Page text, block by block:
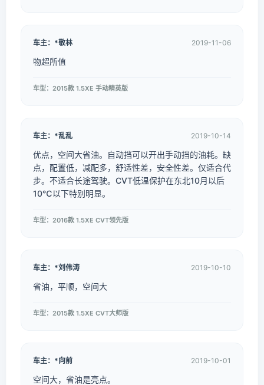
车主：*敬林 2019-11-06
物超所值
车型：2015款 1.5XE 手动精英版
车主：*乱乱 2019-10-14
优点，空间大省油。自动挡可以开出手动挡的油耗。缺
点，配置低，减配多，舒适性差，安全性差。仅适合代
步。不适合长途驾驶。CVT低温保护在东北10月以后
10℃以下特别明显。
车型：2016款 1.5XE CVT领先版
车主：*刘伟涛 2019-10-10
省油，平顺，空间大
车型：2015款 1.5XE CVT大师版
车主：*向前 2019-10-01
空间大，省油是亮点。